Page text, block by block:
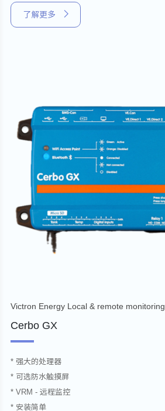
了解更多
Victron Energy Local & remote monitoring
Cerbo GX
* 强大的处理器
* 可选防水触摸屏
* VRM - 远程监控
* 安装简单